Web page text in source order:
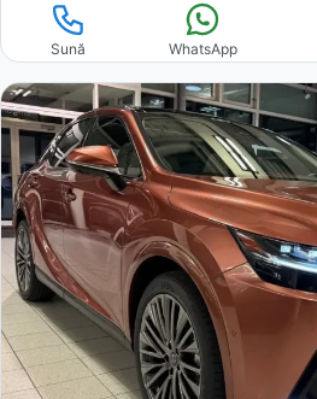
Sună WhatsApp